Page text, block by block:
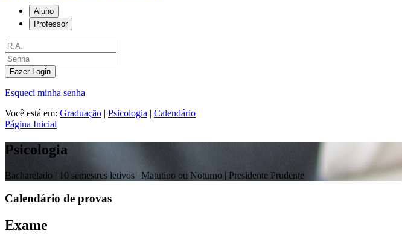
Aluno
Professor
Fazer Login
Esqueci minha senha
Você está em: Graduação | Psicologia | Calendário
Página Inicial
Psicologia
Bacharelado | 10 semestres letivos | Matutino ou Noturno | Presidente Prudente
Calendário de provas
Exame